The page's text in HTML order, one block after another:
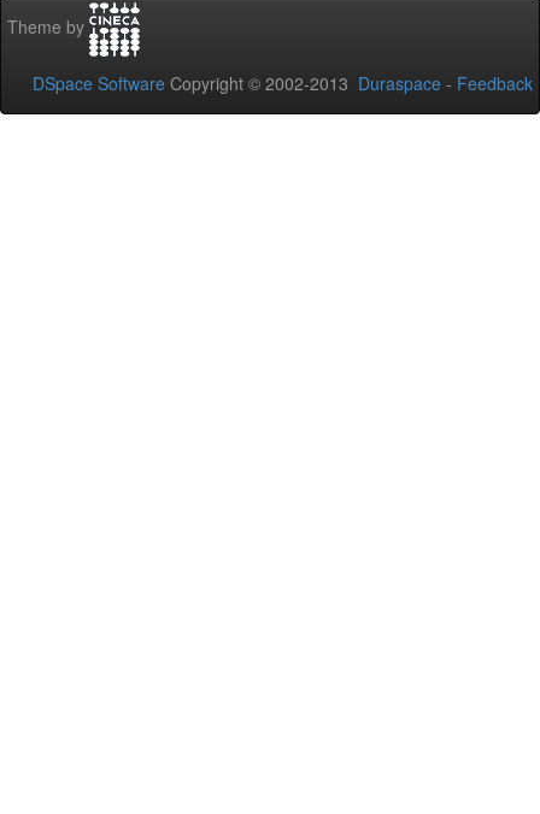
Theme by
DSpace Software Copyright © 2002-2013 Duraspace - Feedback